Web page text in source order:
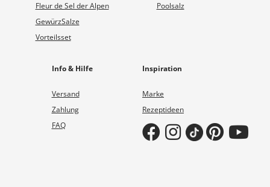
Fleur de Sel der Alpen
GewürzSalze
Vorteilsset
Poolsalz
Info & Hilfe
Versand
Zahlung
FAQ
Inspiration
Marke
Rezeptideen